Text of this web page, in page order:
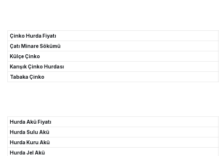
Çinko Hurda Fiyatı
Çatı Minare Sökümü
Külçe Çinko
Karışık Çinko Hurdası
Tabaka Çinko
Hurda Akü Fiyatı
Hurda Sulu Akü
Hurda Kuru Akü
Hurda Jel Akü